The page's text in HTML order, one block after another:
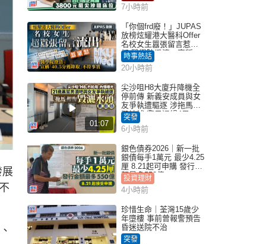
7小時前
「你個frd廢！」JUPAS
放榜炫耀港大醫科Offer
名校女生囂張留言惹眾
怒 醫學院澄清：宣稱
「40.5分獲錄取」不符事
實｜Juicy叮
時事熱話
20小時前
01:07
尖沙咀H8大廈升降機全
停前傳 新義安成員與女
友爭執遭驅逐 涉拖馬刑
毀被捕 警另通緝4男
突發
6小時前
銀色債券2026｜新一批
銀債每手1萬元 最少4.25
厘 8.21起可申購 發行金
額最多550億
投資理財
4小時前
珍惜生命｜荃灣15歲少
年墮樓 事前曾報警預告
昏迷送院不治
突發